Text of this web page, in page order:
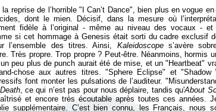
reprise de l’horrible "I Can’t Dance", bien plus en vogue
dont le mien. Décisif, dans la mesure où
fidèle à l’original - même au niveau des vocaux - et
si cet hommage à Genesis était sorti du cadre exclusif
l’ensemble des titres. Ainsi, Kaleidoscope s’avère
Très propre. Trop propre ? Peut-être. Néanmoins, hormis
peu plus de punch aurait été de mise, et un "Heartbeat"
chose aux autres titres. "Sphere Eclipse" et "Shadow
font monter les pulsations de l’auditeur.
, ce qui n’est pas pour nous déplaire, tandis qu'About
et encore très écoutable après toutes ces années.
supplémentaire. C’est bien connu, les Français, nous